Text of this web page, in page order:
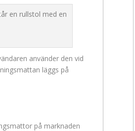
använder den vid
läggs på
på marknaden